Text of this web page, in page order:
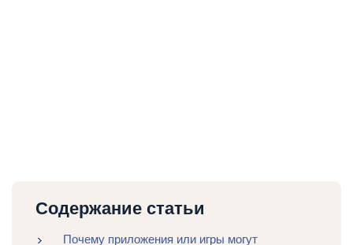
Содержание статьи
Почему приложения или игры могут